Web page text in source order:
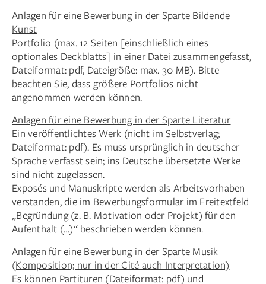
Anlagen für eine Bewerbung in der Sparte Bildende
Kunst
Portfolio (max. 12 Seiten [einschließlich eines
optionales Deckblatts] in einer Datei zusammengefasst,
Dateiformat: pdf, Dateigröße: max. 30 MB). Bitte
beachten Sie, dass größere Portfolios nicht
angenommen werden können.
Anlagen für eine Bewerbung in der Sparte Literatur
Ein veröffentlichtes Werk (nicht im Selbstverlag;
Dateiformat: pdf). Es muss ursprünglich in deutscher
Sprache verfasst sein; ins Deutsche übersetzte Werke
sind nicht zugelassen.
Exposés und Manuskripte werden als Arbeitsvorhaben
verstanden, die im Bewerbungsformular im Freitextfeld
„Begründung (z. B. Motivation oder Projekt) für den
Aufenthalt (…)“ beschrieben werden können.
Anlagen für eine Bewerbung in der Sparte Musik
(Komposition; nur in der Cité auch Interpretation)
Es können Partituren (Dateiformat: pdf) und